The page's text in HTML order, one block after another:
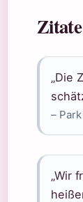
Zitate
„Die
–
„Wir